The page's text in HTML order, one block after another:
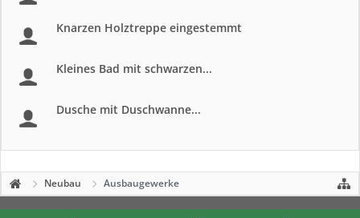
Knarzen Holztreppe eingestemmt
Kleines Bad mit schwarzen...
Dusche mit Duschwanne...
Neubau Ausbaugewerke